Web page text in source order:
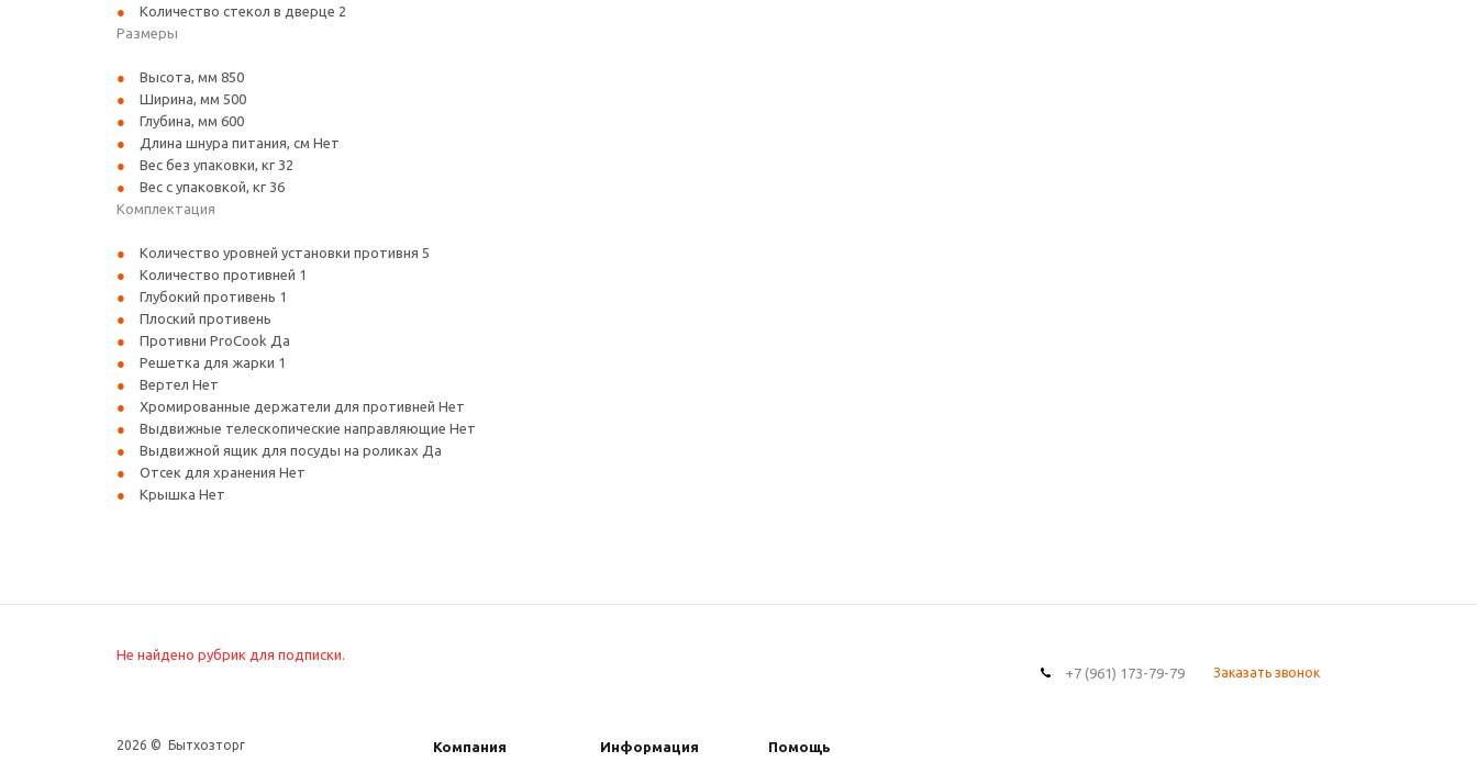
Количество стекол в дверце 2
Размеры
Высота, мм 850
Ширина, мм 500
Глубина, мм 600
Длина шнура питания, см Нет
Вес без упаковки, кг 32
Вес с упаковкой, кг 36
Комплектация
Количество уровней установки противня 5
Количество противней 1
Глубокий противень 1
Плоский противень
Противни ProCook Да
Решетка для жарки 1
Вертел Нет
Хромированные держатели для противней Нет
Выдвижные телескопические направляющие Нет
Выдвижной ящик для посуды на роликах Да
Отсек для хранения Нет
Крышка Нет
Не найдено рубрик для подписки.
+7 (961) 173-79-79
Заказать звонок
2026 © Бытхозторг Компания Информация Помощь